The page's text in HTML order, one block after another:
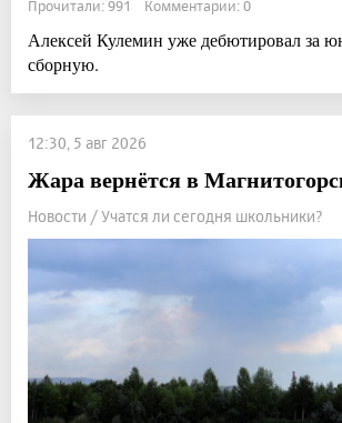
Прочитали: 991 Комментарии: 0
Алексей Кулемин уже дебютировал за
сборную.
12:30, 5 авг 2026
Жара вернётся в
Новости / Учатся ли сегодня школьники?